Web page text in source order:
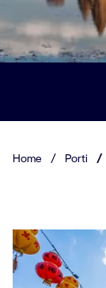
Home / Porti /